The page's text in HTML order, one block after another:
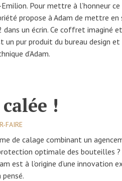
Emilion. Pour mettre à l’honneur ce
propose à Adam de mettre en
un écrin. Ce coffret imaginé
un pur produit du bureau design et
d’Adam.
!
FAIRE
de calage combinant un
optimale des bouteilles ?
est à l’origine d’une innovation